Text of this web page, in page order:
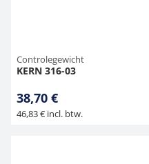
Controlegewicht
KERN 316-03
38,70 €
46,83 € incl. btw.